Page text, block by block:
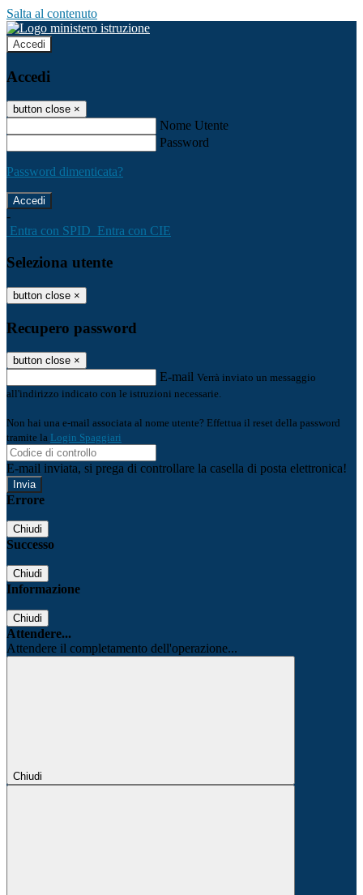
Salta al contenuto
Accedi
Accedi
button close ×
Nome Utente
Password
Password dimenticata?
-
Entra con SPID Entra con CIE
Seleziona utente
button close ×
Recupero password
button close ×
E-mail Verrà inviato un messaggio
all'indirizzo indicato con le istruzioni necessarie.
Non hai una e-mail associata al nome utente? Effettua il reset della password
tramite la Login Spaggiari
E-mail inviata, si prega di controllare la casella di posta elettronica!
Errore
Chiudi
Successo
Chiudi
Informazione
Chiudi
Attendere...
Attendere il completamento dell'operazione...
Chiudi